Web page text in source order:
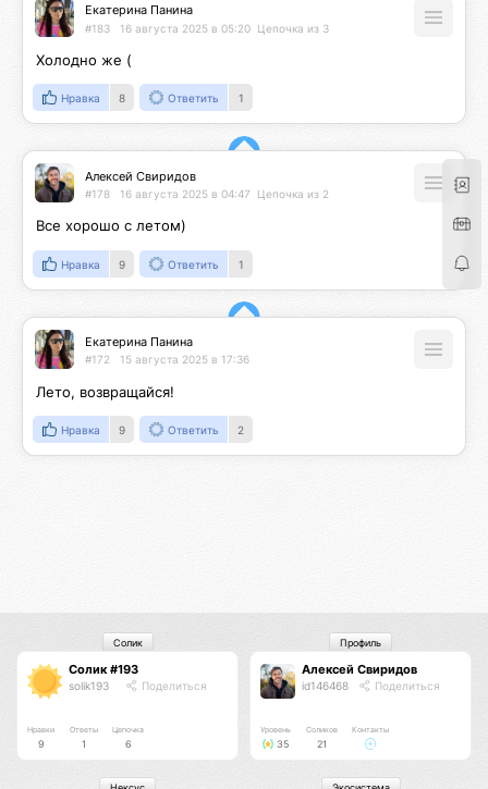
Екатерина Панина
#183 16 августа 2025 в 05:20 Цепочка из 3
Холодно же (
Нравка 8 Ответить 1
Алексей Свиридов
#178 16 августа 2025 в 04:47 Цепочка из 2
Все хорошо с летом)
Нравка 9 Ответить 1
Екатерина Панина
#172 15 августа 2025 в 17:36
Лето, возвращайся!
Нравка 9 Ответить 2
Солик #193
solik193 Поделиться
Нравки
9
Ответы
1
Цепочка
6
Солик
Алексей Свиридов
id146468 Поделиться
Уровень
35
Соликов
21
Контакты
Профиль